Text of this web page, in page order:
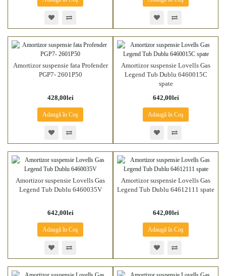
Amortizor suspensie fata Profender
PGP7- 2601P50
428,00lei
Adaugă în Coş
Amortizor suspensie Lovells Gas
Legend Tub Dublu 6460015C
spate
642,00lei
Adaugă în Coş
Amortizor suspensie Lovells Gas
Legend Tub Dublu 6460035V
642,00lei
Adaugă în Coş
Amortizor suspensie Lovells Gas
Legend Tub Dublu 64612111 spate
642,00lei
Adaugă în Coş